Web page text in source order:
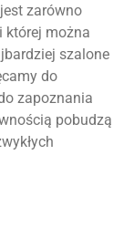
zarówno
której można
szalone
do
zapoznania
pobudzą